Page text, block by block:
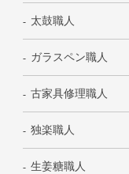
太鼓職人
ガラスペン職人
古家具修理職人
独楽職人
生姜糖職人